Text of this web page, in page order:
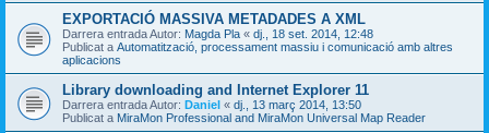
EXPORTACIÓ MASSIVA METADADES A XML
Darrera entrada Autor: Magda Pla « dj., 18 set. 2014, 12:48
Publicat a Automatització, processament massiu i comunicació amb altres
aplicacions
Library downloading and Internet Explorer 11
Darrera entrada Autor: Daniel « dj., 13 març 2014, 13:50
Publicat a MiraMon Professional and MiraMon Universal Map Reader